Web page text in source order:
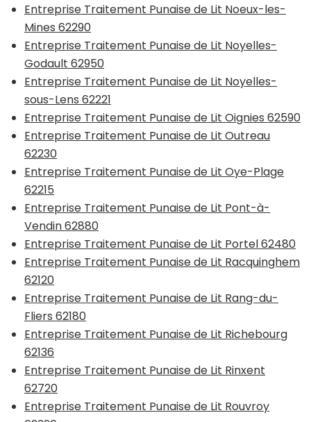
Entreprise Traitement Punaise de Lit Noeux-les-
Mines 62290
Entreprise Traitement Punaise de Lit Noyelles-
Godault 62950
Entreprise Traitement Punaise de Lit Noyelles-
sous-Lens 62221
Entreprise Traitement Punaise de Lit Oignies 62590
Entreprise Traitement Punaise de Lit Outreau
62230
Entreprise Traitement Punaise de Lit Oye-Plage
62215
Entreprise Traitement Punaise de Lit Pont-à-
Vendin 62880
Entreprise Traitement Punaise de Lit Portel 62480
Entreprise Traitement Punaise de Lit Racquinghem
62120
Entreprise Traitement Punaise de Lit Rang-du-
Fliers 62180
Entreprise Traitement Punaise de Lit Richebourg
62136
Entreprise Traitement Punaise de Lit Rinxent
62720
Entreprise Traitement Punaise de Lit Rouvroy